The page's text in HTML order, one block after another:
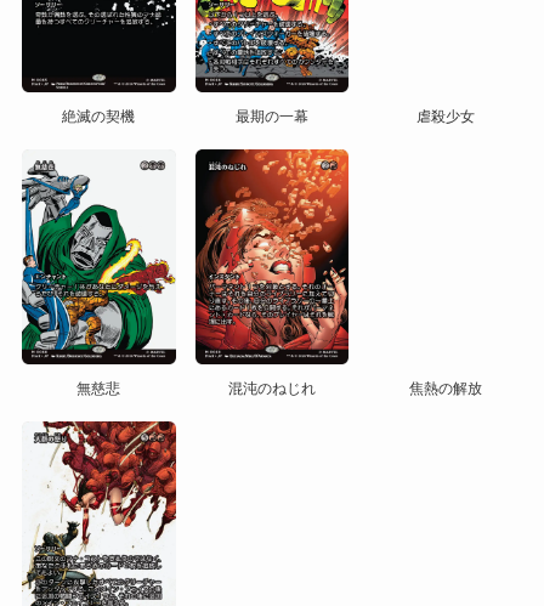
絶滅の契機 最期の一幕 虐殺少女
無慈悲 混沌のねじれ 焦熱の解放